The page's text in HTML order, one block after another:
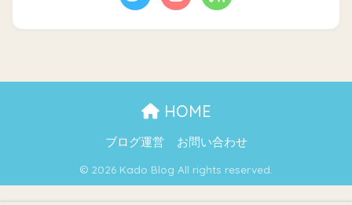
HOME
ブログ運営 お問い合わせ
© 2026 Kado Blog All rights reserved.